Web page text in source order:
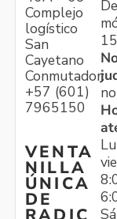
Complejo
logístico
San
Cayetano
Conmutador:
+57 (601)
7965150
VENTA
NILLA
ÚNICA
DE